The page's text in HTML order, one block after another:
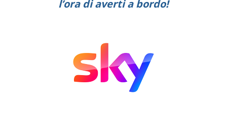
l’ora di averti a bordo!